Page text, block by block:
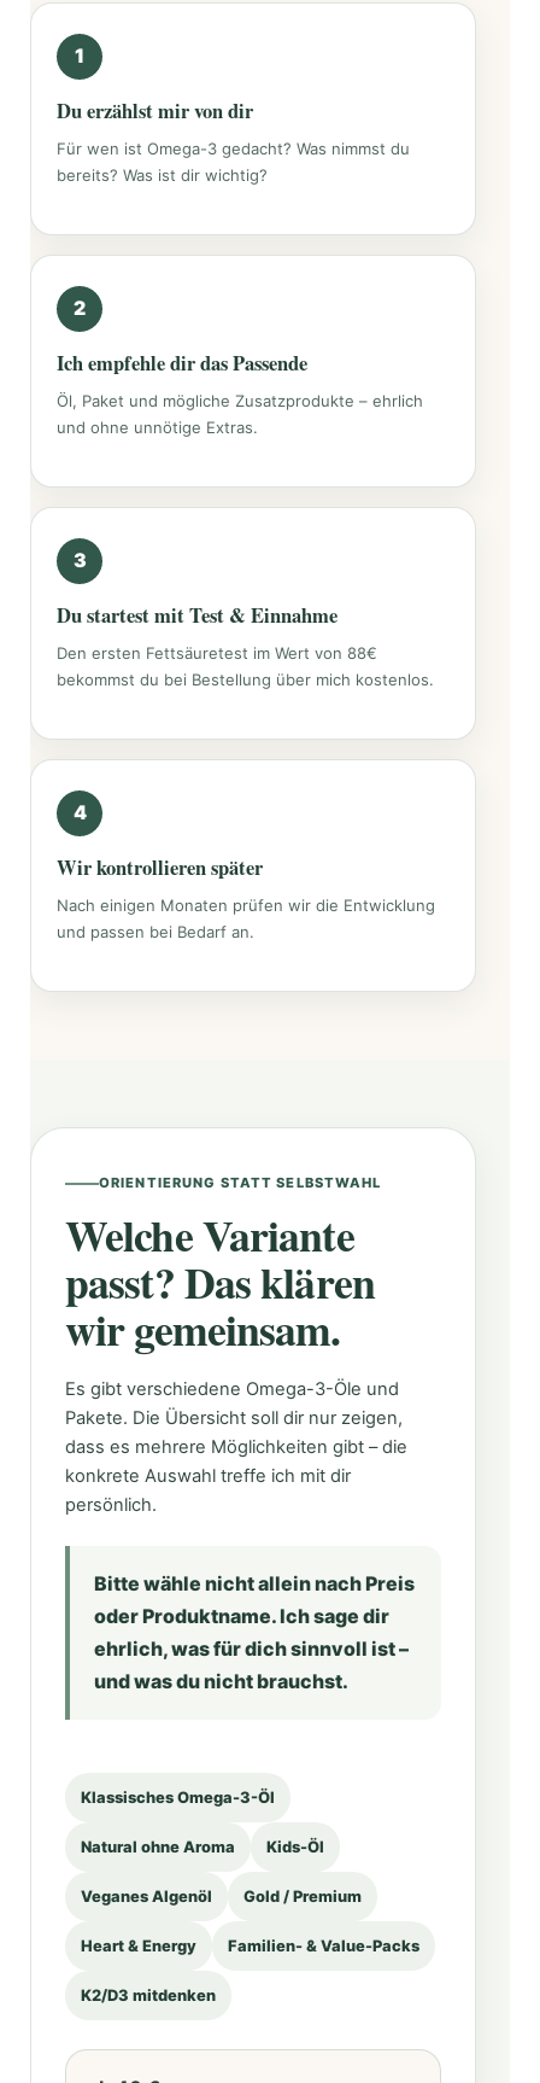
Du erzählst mir von dir
Für wen ist Omega-3 gedacht? Was nimmst du
bereits? Was ist dir wichtig?
Ich empfehle dir das Passende
Öl, Paket und mögliche Zusatzprodukte – ehrlich
und ohne unnötige Extras.
Du startest mit Test & Einnahme
Den ersten Fettsäuretest im Wert von 88€
bekommst du bei Bestellung über mich kostenlos.
Wir kontrollieren später
Nach einigen Monaten prüfen wir die Entwicklung
und passen bei Bedarf an.
ORIENTIERUNG STATT SELBSTWAHL
Welche Variante
passt? Das klären
wir gemeinsam.
Es gibt verschiedene Omega-3-Öle und
Pakete. Die Übersicht soll dir nur zeigen,
dass es mehrere Möglichkeiten gibt – die
konkrete Auswahl treffe ich mit dir
persönlich.
Bitte wähle nicht allein nach Preis
oder Produktname. Ich sage dir
ehrlich, was für dich sinnvoll ist –
und was du nicht brauchst.
Klassisches Omega-3-Öl
Natural ohne Aroma Kids-Öl
Veganes Algenöl Gold / Premium
Heart & Energy Familien- & Value-Packs
K2/D3 mitdenken